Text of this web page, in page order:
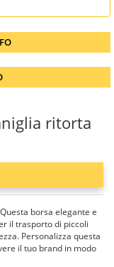
ritorta
borsa elegante e
il trasporto di piccoli
Personalizza questa
il tuo brand in modo